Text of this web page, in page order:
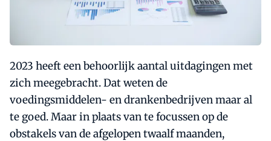
2023 heeft een behoorlijk aantal uitdagingen met
zich meegebracht. Dat weten de
voedingsmiddelen- en drankenbedrijven maar al
te goed. Maar in plaats van te focussen op de
obstakels van de afgelopen twaalf maanden,